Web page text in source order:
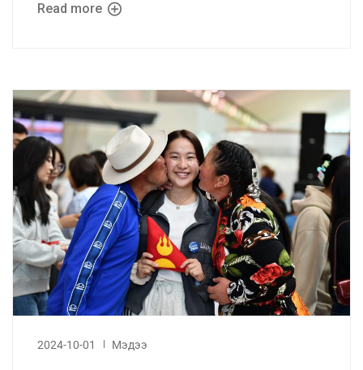
Read more
2024-10-01 Мэдээ